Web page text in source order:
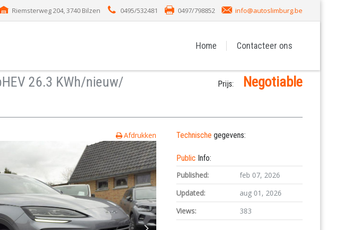
Riemsterweg 204, 3740 Bilzen 0495/532481 0497/798852 info@autoslimburg.be
Home Contacteer ons
26.3 KWh/nieuw/
Prijs: Negotiable
Afdrukken Technischegegevens:
Public Info:
Published:
feb 07, 2026
Updated:
aug 01, 2026
Views:
383